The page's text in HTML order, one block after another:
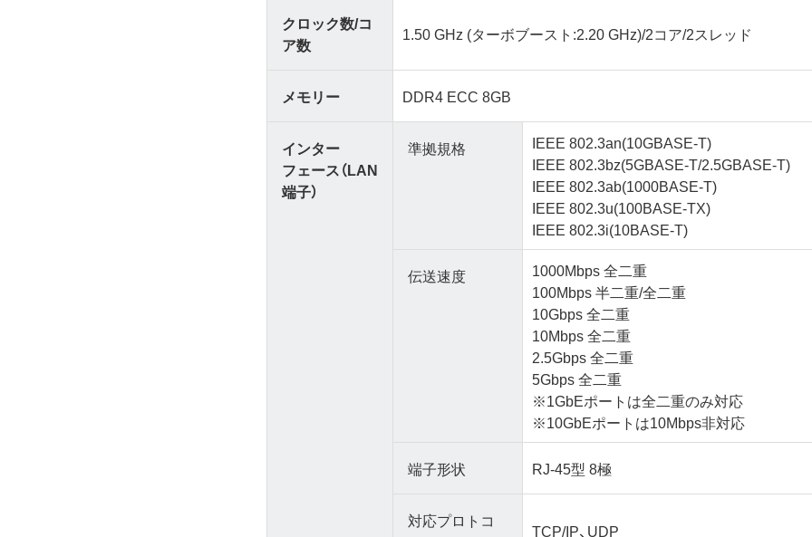
クロック数/コ
ア数
1.50 GHz (ターボブースト:2.20 GHz)/2コア/2スレッド
メモリー DDR4 ECC 8GB
インター
フェース（LAN
端子）
準拠規格
IEEE 802.3an(10GBASE-T)
IEEE 802.3bz(5GBASE-T/2.5GBASE-T)
IEEE 802.3ab(1000BASE-T)
IEEE 802.3u(100BASE-TX)
IEEE 802.3i(10BASE-T)
伝送速度
1000Mbps 全二重
100Mbps 半二重/全二重
10Gbps 全二重
10Mbps 全二重
2.5Gbps 全二重
5Gbps 全二重
※1GbEポートは全二重のみ対応
※10GbEポートは10Mbps非対応
端子形状 RJ-45型 8極
対応プロトコ
TCP/IP、UDP